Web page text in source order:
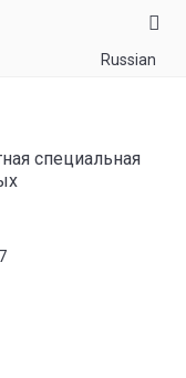
Russian
специальная